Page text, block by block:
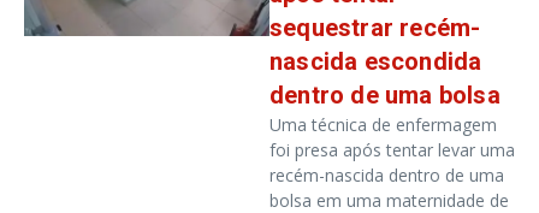
sequestrar recém-
nascida escondida
dentro de uma bolsa
Uma técnica de enfermagem
foi presa após tentar levar uma
recém-nascida dentro de uma
bolsa em uma maternidade de